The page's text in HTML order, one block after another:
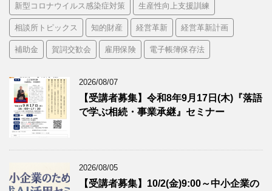
新型コロナウイルス感染症対策 生産性向上支援訓練
相談所トピックス 知的財産 経営革新 経営革新計画
補助金 賀詞交歓会 雇用保険 電子帳簿保存法
2026/08/07
【受講者募集】令和8年9月17日(木)『落語
で学ぶ相続・事業承継』セミナー
2026/08/05
【受講者募集】10/2(金)9:00～中小企業の